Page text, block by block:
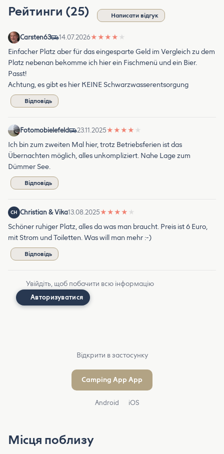
Рейтинги (25) Написати відгук
Carsten63 14.07.2026★ ★ ★ ★ ★
Einfacher Platz aber für das eingesparte Geld im Vergleich zu dem
Platz nebenan bekomme ich hier ein Fischmenü und ein Bier.
Passt!
Achtung, es gibt es hier KEINE Schwarzwasserentsorgung
Відповідь
Fotomobielefeld 23.11.2025★ ★ ★ ★ ★
Ich bin zum zweiten Mal hier, trotz Betriebsferien ist das
Übernachten möglich, alles unkompliziert. Nahe Lage zum
Dümmer See.
Відповідь
CH Christian & Vika13.08.2025★ ★ ★ ★ ★
Schöner ruhiger Platz, alles da was man braucht. Preis ist 6 Euro,
mit Strom und Toiletten. Was will man mehr :-)
Відповідь
Увійдіть, щоб побачити всю інформацію
Авторизуватися
Відкрити в застосунку
Camping App App
Android iOS
Місця поблизу